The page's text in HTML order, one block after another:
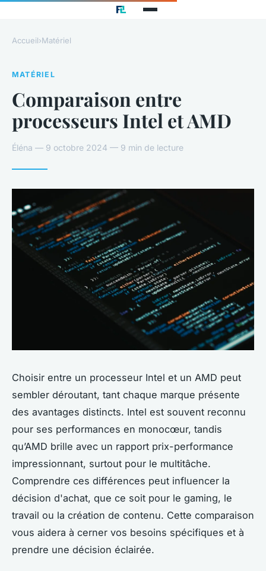
Accueil›Matériel
MATÉRIEL
Comparaison entre
processeurs Intel et AMD
Éléna — 9 octobre 2024 — 9 min de lecture
Choisir entre un processeur Intel et un AMD peut
sembler déroutant, tant chaque marque présente
des avantages distincts. Intel est souvent reconnu
pour ses performances en monocœur, tandis
qu’AMD brille avec un rapport prix-performance
impressionnant, surtout pour le multitâche.
Comprendre ces différences peut influencer la
décision d'achat, que ce soit pour le gaming, le
travail ou la création de contenu. Cette comparaison
vous aidera à cerner vos besoins spécifiques et à
prendre une décision éclairée.